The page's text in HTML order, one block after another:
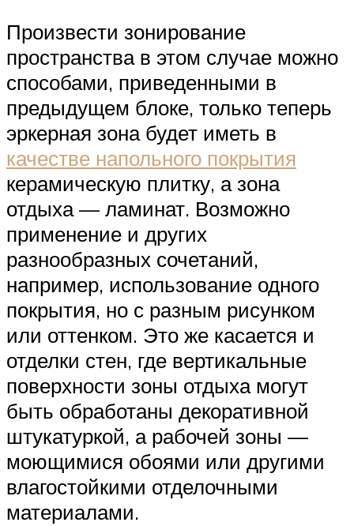
Произвести зонирование
пространства в этом случае можно
способами, приведенными в
предыдущем блоке, только теперь
эркерная зона будет иметь в
качестве напольного покрытия
керамическую плитку, а зона
отдыха — ламинат. Возможно
применение и других
разнообразных сочетаний,
например, использование одного
покрытия, но с разным рисунком
или оттенком. Это же касается и
отделки стен, где вертикальные
поверхности зоны отдыха могут
быть обработаны декоративной
штукатуркой, а рабочей зоны —
моющимися обоями или другими
влагостойкими отделочными
материалами.